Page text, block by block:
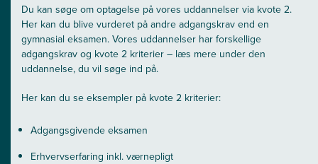
Du kan søge om optagelse på vores uddannelser via kvote 2.
Her kan du blive vurderet på andre adgangskrav end en
gymnasial eksamen. Vores uddannelser har forskellige
adgangskrav og kvote 2 kriterier – læs mere under den
uddannelse, du vil søge ind på.
Her kan du se eksempler på kvote 2 kriterier:
Adgangsgivende eksamen
Erhvervserfaring inkl. værnepligt